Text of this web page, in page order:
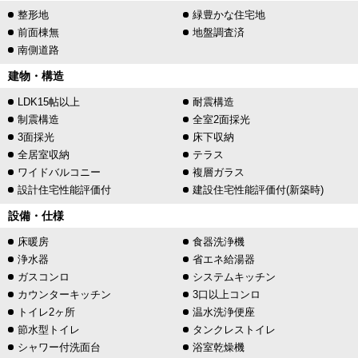
整形地
緑豊かな住宅地
前面棟無
地盤調査済
南側道路
建物・構造
LDK15帖以上
耐震構造
制震構造
全室2面採光
3面採光
床下収納
全居室収納
テラス
ワイドバルコニー
複層ガラス
設計住宅性能評価付
建設住宅性能評価付(新築時)
設備・仕様
床暖房
食器洗浄機
浄水器
省エネ給湯器
ガスコンロ
システムキッチン
カウンターキッチン
3口以上コンロ
トイレ2ヶ所
温水洗浄便座
節水型トイレ
タンクレストイレ
シャワー付洗面台
浴室乾燥機